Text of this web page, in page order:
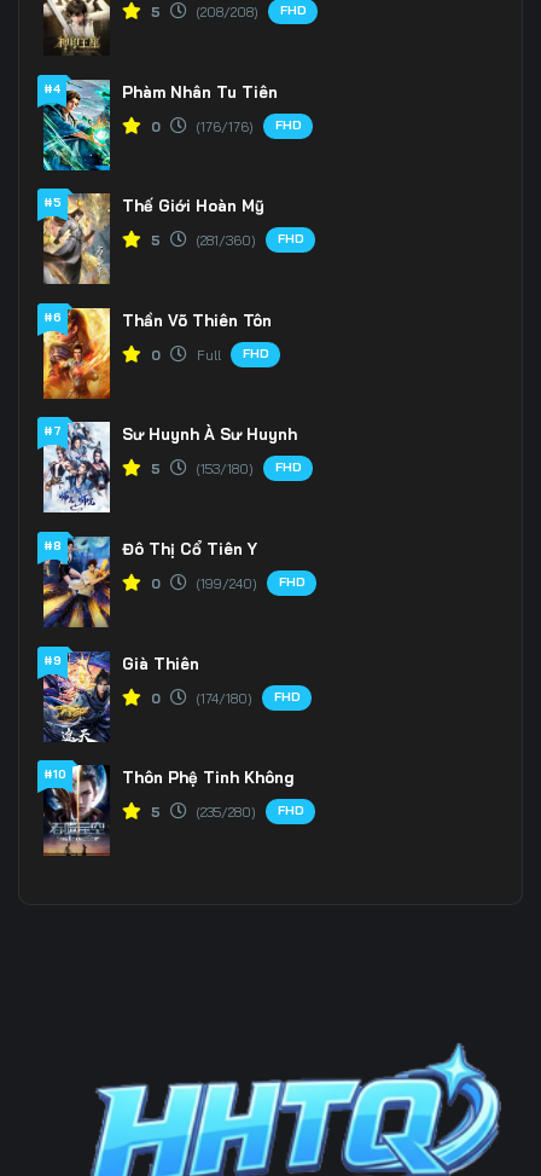
5 (208/208) FHD
#4 Phàm Nhân Tu Tiên
0 (176/176) FHD
#5 Thế Giới Hoàn Mỹ
5 (281/360) FHD
#6 Thần Võ Thiên Tôn
0 Full FHD
#7 Sư Huynh À Sư Huynh
5 (153/180) FHD
#8 Đô Thị Cổ Tiên Y
0 (199/240) FHD
#9 Già Thiên
0 (174/180) FHD
#10 Thôn Phệ Tinh Không
5 (235/280) FHD